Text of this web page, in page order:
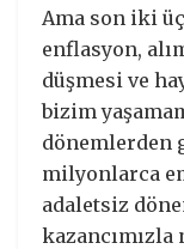
Ama son iki
enflasyon,
düşmesi ve
bizim
dönemlerden
milyonlarca
adaletsiz
kazancımızla